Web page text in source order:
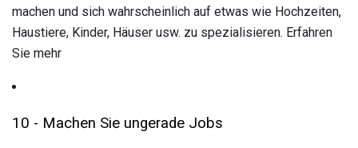
machen und sich wahrscheinlich auf etwas wie Hochzeiten,
Haustiere, Kinder, Häuser usw. zu spezialisieren. Erfahren
Sie mehr
10 - Machen Sie ungerade Jobs